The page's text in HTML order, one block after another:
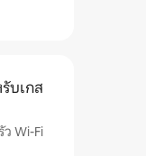
บเกส
Wi-Fi